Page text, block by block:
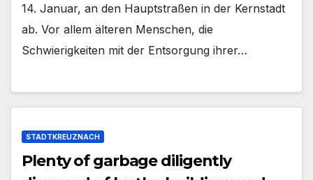
14. Januar, an den Hauptstraßen in der Kernstadt
ab. Vor allem älteren Menschen, die
Schwierigkeiten mit der Entsorgung ihrer…
STADTKREUZNACH
Plenty of garbage diligently